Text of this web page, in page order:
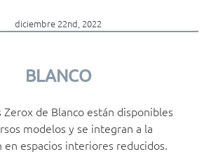
diciembre 22nd, 2022
BLANCO
Zerox de Blanco están disponibles
modelos y se integran a la
en espacios interiores reducidos.